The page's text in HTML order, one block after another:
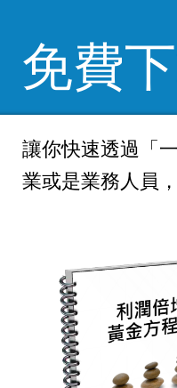
免費
讓你快速透過「
業或是業務人員